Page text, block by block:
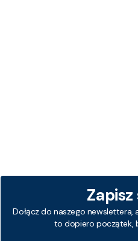
Dołącz do naszego
to dopiero początek,